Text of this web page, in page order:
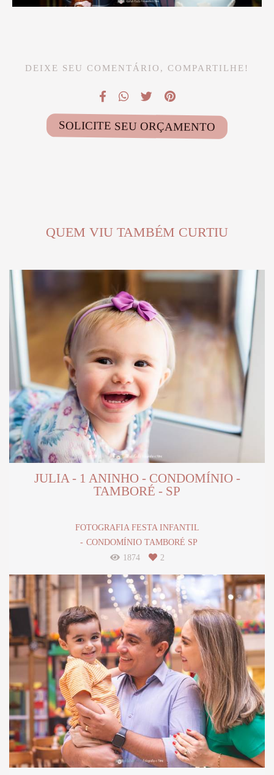
DEIXE SEU COMENTÁRIO, COMPARTILHE!
SOLICITE SEU ORÇAMENTO
QUEM VIU TAMBÉM CURTIU
JULIA - 1 ANINHO - CONDOMÍNIO -
TAMBORÉ - SP
FOTOGRAFIA FESTA INFANTIL
CONDOMÍNIO TAMBORÉ SP
1874
2